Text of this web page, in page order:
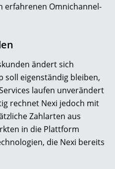
erfahrenen Omnichannel-
ändert sich
soll eigenständig bleiben,
laufen unverändert
rechnet Nexi jedoch mit
Zahlarten aus
in die Plattform
die Nexi bereits